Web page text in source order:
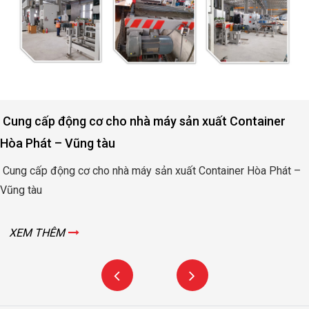
xuất Container
Container Hòa Phát –
Động cơ nâng hạ cửa đập thủy
Động cơ nâng hạ cửa đập thủy lợi